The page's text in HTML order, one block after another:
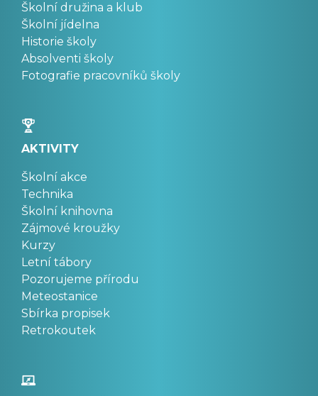
Školní družina a klub
Školní jídelna
Historie školy
Absolventi školy
Fotografie pracovníků školy
AKTIVITY
Školní akce
Technika
Školní knihovna
Zájmové kroužky
Kurzy
Letní tábory
Pozorujeme přírodu
Meteostanice
Sbírka propisek
Retrokoutek